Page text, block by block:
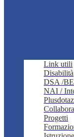
Link utili
Disabilità
DSA /
NAI /
Progetti